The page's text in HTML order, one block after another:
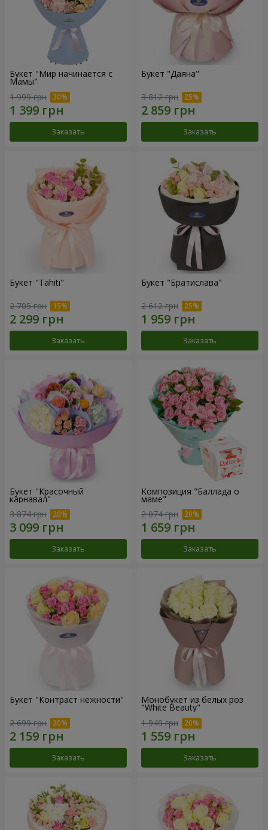
Букет "Мир начинается с
Мамы"
1 999 грн
Заказать
Букет "Даяна"
3 812 грн
Заказать
Букет "Tahiti"
2 705 грн
Заказать
Букет "Братислава"
2 612 грн
Заказать
Букет "Красочный
карнавал"
3 874 грн
Заказать
Композиция "Баллада о
маме"
2 074 грн
Заказать
Букет "Контраст нежности"
2 699 грн
Заказать
Монобукет из белых роз
"White Beauty"
1 949 грн
Заказать